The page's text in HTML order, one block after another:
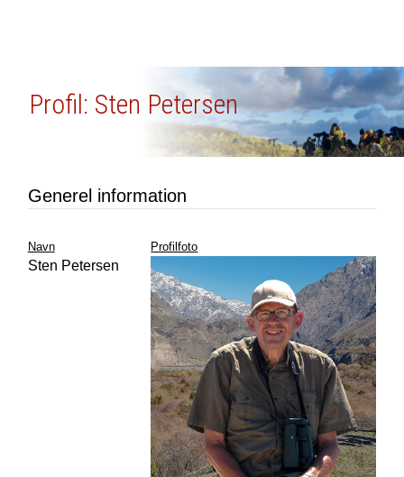
Profil: Sten Petersen
Generel information
Navn
Sten Petersen
Profilfoto